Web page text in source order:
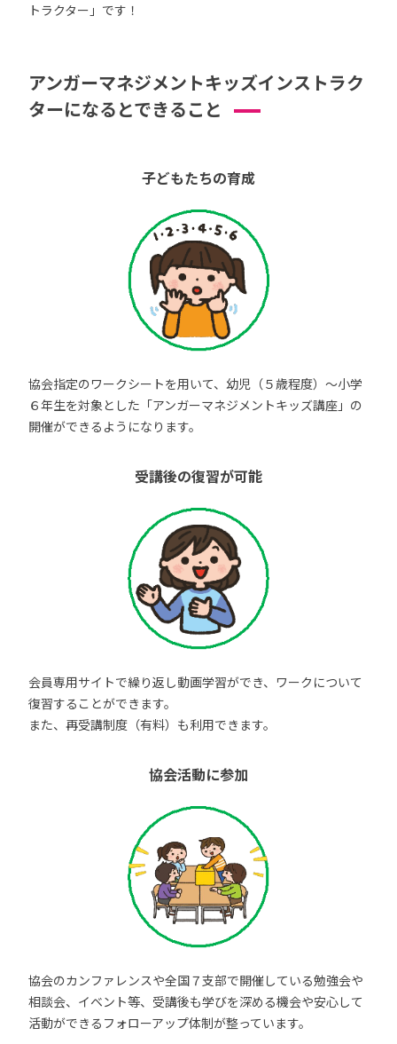
トラクター」です！
アンガーマネジメントキッズインストラク
ターになるとできること
子どもたちの育成
協会指定のワークシートを用いて、幼児（５歳程度）～小学
６年生を対象とした「アンガーマネジメントキッズ講座」の
開催ができるようになります。
受講後の復習が可能
会員専用サイトで繰り返し動画学習ができ、ワークについて
復習することができます。
また、再受講制度（有料）も利用できます。
協会活動に参加
協会のカンファレンスや全国７支部で開催している勉強会や
相談会、イベント等、受講後も学びを深める機会や安心して
活動ができるフォローアップ体制が整っています。